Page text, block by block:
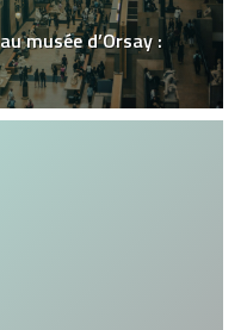
musée d’Orsay :